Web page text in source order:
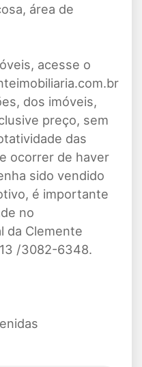
área de
acesse o
dos imóveis,
preço, sem
das
ocorrer de haver
sido vendido
é importante
no
da Clemente
/3082-6348.